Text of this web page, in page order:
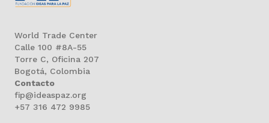
World Trade Center
Calle 100 #8A-55
Torre C, Oficina 207
Bogotá, Colombia
Contacto
fip@ideaspaz.org
+57 316 472 9985